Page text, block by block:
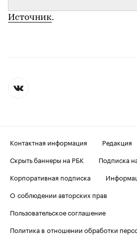
Источник.
Контактная информация
Редакция
Скрыть баннеры на РБК
Подписка
Корпоративная подписка
О соблюдении авторских прав
Пользовательское соглашение
Политика в отношении обработки